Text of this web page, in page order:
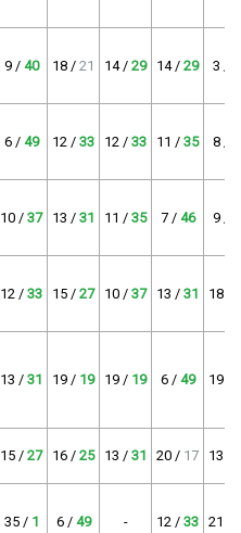
9 / 40 18 / 21 14 / 29 14 / 29 3 /
6 / 49 12 / 33 12 / 33 11 / 35 8 /
10 / 37 13 / 31 11 / 35 7 / 46 9 /
12 / 33 15 / 27 10 / 37 13 / 31 18 /
13 / 31 19 / 19 19 / 19 6 / 49 19 /
15 / 27 16 / 25 13 / 31 20 / 17 13 /
35 / 1 6 / 49 - 12 / 33 21 /